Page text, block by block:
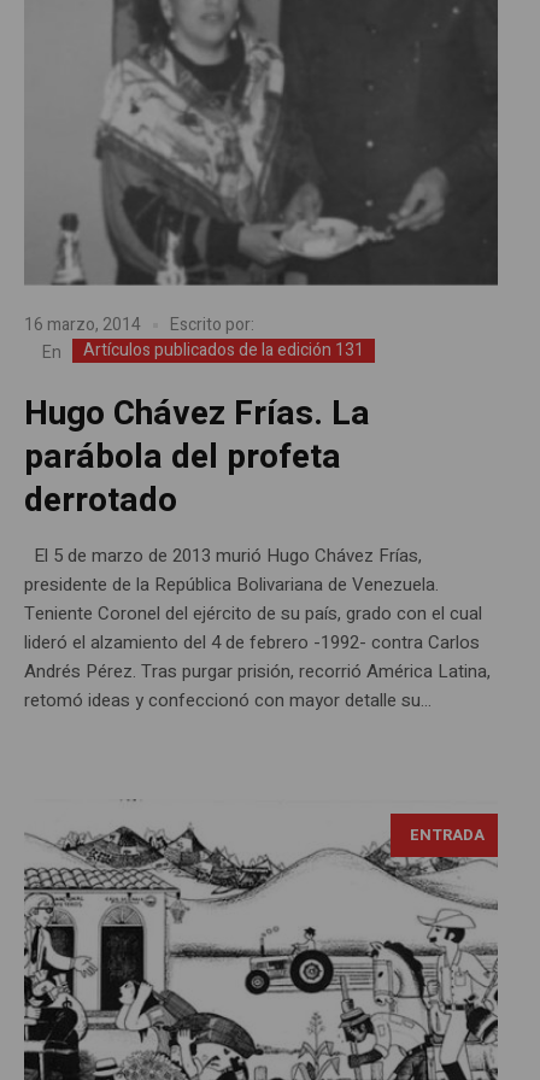
16 marzo, 2014
Escrito por:
En
Artículos publicados de la edición 131
Hugo Chávez Frías. La
parábola del profeta
derrotado
El 5 de marzo de 2013 murió Hugo Chávez Frías,
presidente de la República Bolivariana de Venezuela.
Teniente Coronel del ejército de su país, grado con el cual
lideró el alzamiento del 4 de febrero -1992- contra Carlos
Andrés Pérez. Tras purgar prisión, recorrió América Latina,
retomó ideas y confeccionó con mayor detalle su...
ENTRADA